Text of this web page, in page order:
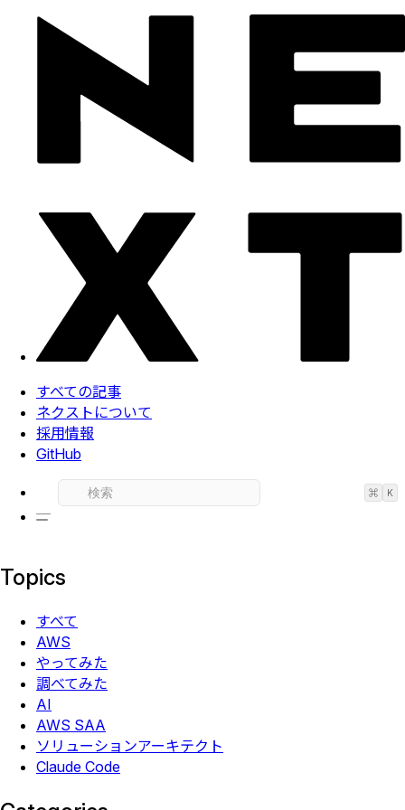
すべての記事
ネクストについて
採用情報
GitHub
⌘ K
Topics
すべて
AWS
やってみた
調べてみた
AI
AWS SAA
ソリューションアーキテクト
Claude Code